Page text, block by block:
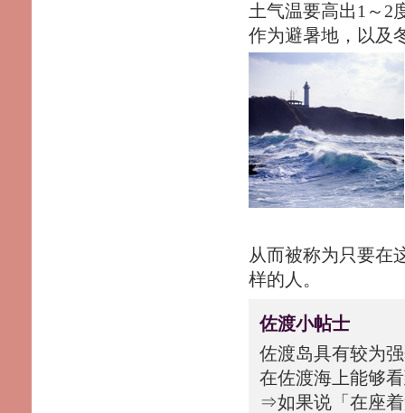
土气温要高出1～2
作为避暑地，以及
从而被称为只要在
样的人。
佐渡小帖士
佐渡岛具有较为
在佐渡海上能够
⇒如果说「在座